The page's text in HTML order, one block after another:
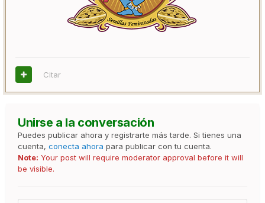
Citar
Unirse a la conversación
Puedes publicar ahora y registrarte más tarde. Si tienes una
cuenta, conecta ahora para publicar con tu cuenta.
Note: Your post will require moderator approval before it will
be visible.